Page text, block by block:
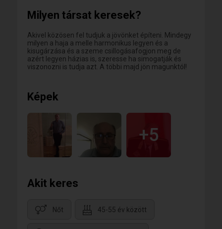
Milyen társat keresek?
Akivel közösen fel tudjuk a jövönket építeni. Mindegy
milyen a haja a melle harmonikus legyen és a
kisugárzása és a szeme csillogásafogjon meg de
azért legyen házias is, szeresse ha simogatják és
viszonozni is tudja azt. A többi majd jön magunktól!
Képek
+5
Akit keres
Nőt 45-55 év között